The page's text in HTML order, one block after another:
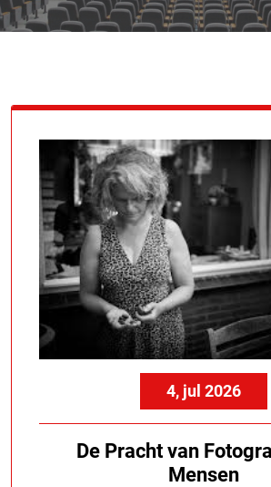
4, jul 2026
De Pracht van
Mensen